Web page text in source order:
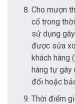
Cho mượn
cố trong
sử dụng
được sửa
khách hàng
hàng tự gây
đổi hoặc
Thời điểm